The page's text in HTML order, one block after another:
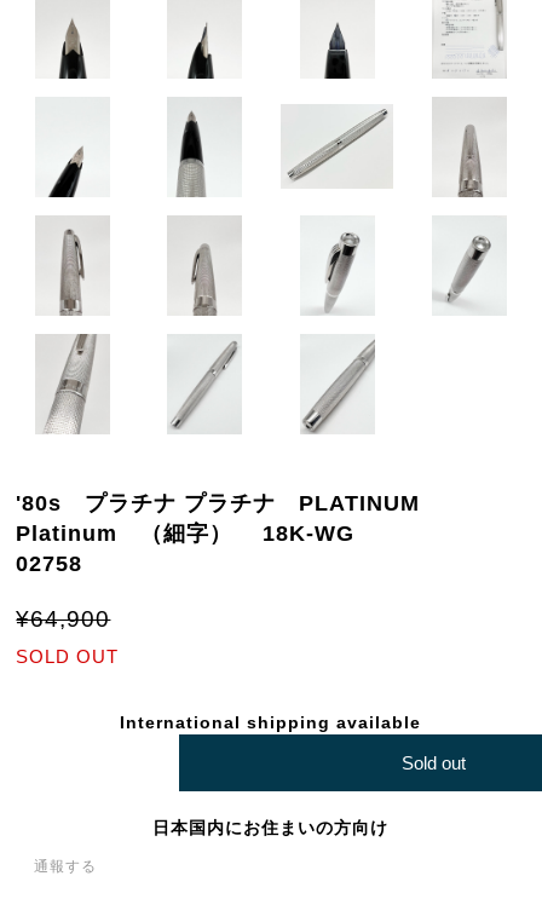
'80s プラチナ プラチナ PLATINUM
Platinum （細字） 18K-WG
02758
¥64,900
SOLD OUT
International shipping available
Sold out
日本国内にお住まいの方向け
通報する